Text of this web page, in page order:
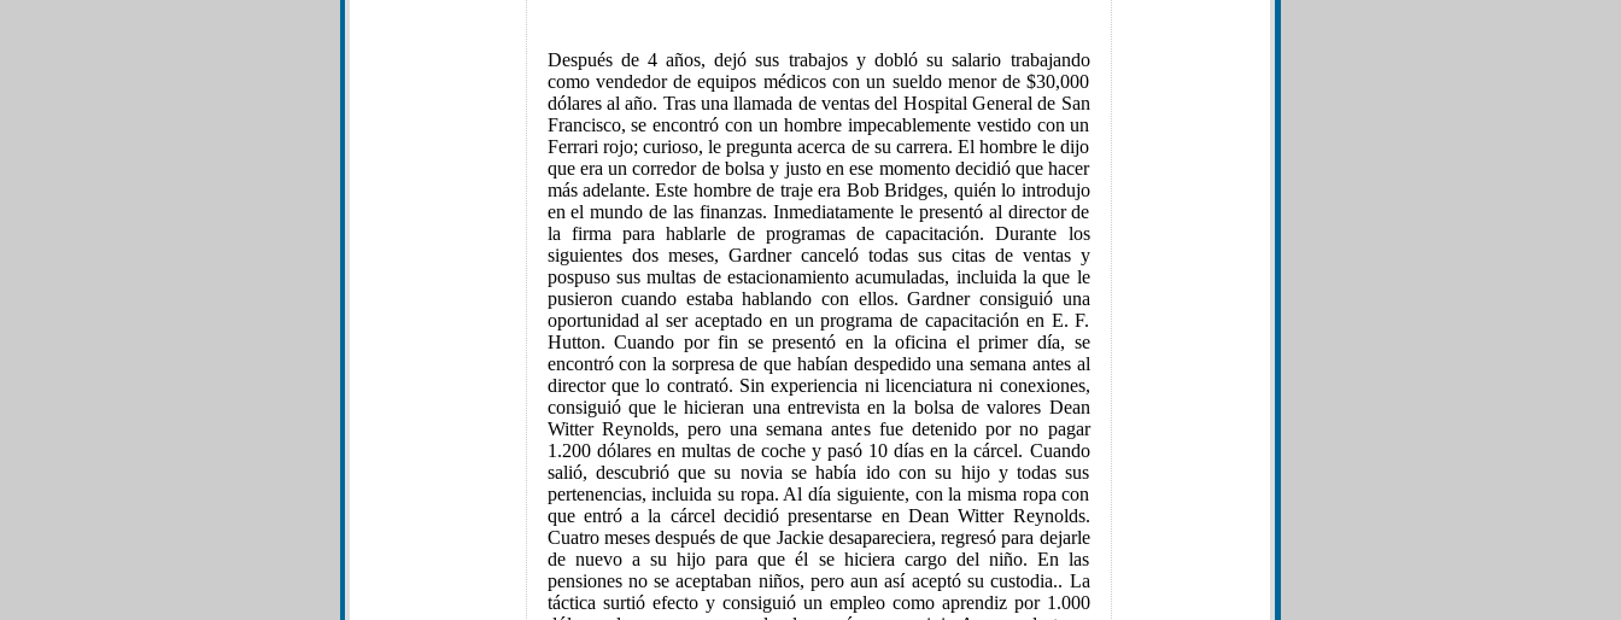
Después de 4 años, dejó sus trabajos y dobló su salario trabajando
como vendedor de equipos médicos con un sueldo menor de $30,000
dólares al año. Tras una llamada de ventas del Hospital General de San
Francisco, se encontró con un hombre impecablemente vestido con un
Ferrari rojo; curioso, le pregunta acerca de su carrera. El hombre le dijo
que era un corredor de bolsa y justo en ese momento decidió que hacer
más adelante. Este hombre de traje era Bob Bridges, quién lo introdujo
en el mundo de las finanzas. Inmediatamente le presentó al director de
la firma para hablarle de programas de capacitación. Durante los
siguientes dos meses, Gardner canceló todas sus citas de ventas y
pospuso sus multas de estacionamiento acumuladas, incluida la que le
pusieron cuando estaba hablando con ellos. Gardner consiguió una
oportunidad al ser aceptado en un programa de capacitación en E. F.
Hutton. Cuando por fin se presentó en la oficina el primer día, se
encontró con la sorpresa de que habían despedido una semana antes al
director que lo contrató. Sin experiencia ni licenciatura ni conexiones,
consiguió que le hicieran una entrevista en la bolsa de valores Dean
Witter Reynolds, pero una semana antes fue detenido por no pagar
1.200 dólares en multas de coche y pasó 10 días en la cárcel. Cuando
salió, descubrió que su novia se había ido con su hijo y todas sus
pertenencias, incluida su ropa. Al día siguiente, con la misma ropa con
que entró a la cárcel decidió presentarse en Dean Witter Reynolds.
Cuatro meses después de que Jackie desapareciera, regresó para dejarle
de nuevo a su hijo para que él se hiciera cargo del niño. En las
pensiones no se aceptaban niños, pero aun así aceptó su custodia.. La
táctica surtió efecto y consiguió un empleo como aprendiz por 1.000